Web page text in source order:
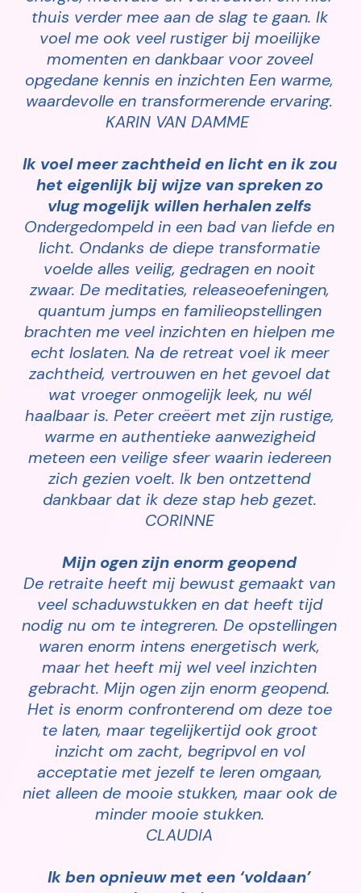
thuis verder mee aan de slag te gaan. Ik
voel me ook veel rustiger bij moeilijke
momenten en dankbaar voor zoveel
opgedane kennis en inzichten Een warme,
waardevolle en transformerende ervaring.
KARIN VAN DAMME
Ik voel meer zachtheid en licht en ik zou
het eigenlijk bij wijze van spreken zo
vlug mogelijk willen herhalen zelfs
Ondergedompeld in een bad van liefde en
licht. Ondanks de diepe transformatie
voelde alles veilig, gedragen en nooit
zwaar. De meditaties, releaseoefeningen,
quantum jumps en familieopstellingen
brachten me veel inzichten en hielpen me
echt loslaten. Na de retreat voel ik meer
zachtheid, vertrouwen en het gevoel dat
wat vroeger onmogelijk leek, nu wél
haalbaar is. Peter creëert met zijn rustige,
warme en authentieke aanwezigheid
meteen een veilige sfeer waarin iedereen
zich gezien voelt. Ik ben ontzettend
dankbaar dat ik deze stap heb gezet.
CORINNE
Mijn ogen zijn enorm geopend
De retraite heeft mij bewust gemaakt van
veel schaduwstukken en dat heeft tijd
nodig nu om te integreren. De opstellingen
waren enorm intens energetisch werk,
maar het heeft mij wel veel inzichten
gebracht. Mijn ogen zijn enorm geopend.
Het is enorm confronterend om deze toe
te laten, maar tegelijkertijd ook groot
inzicht om zacht, begripvol en vol
acceptatie met jezelf te leren omgaan,
niet alleen de mooie stukken, maar ook de
minder mooie stukken.
CLAUDIA
Ik ben opnieuw met een ‘voldaan’